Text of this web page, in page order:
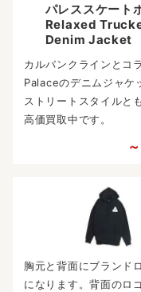
パレススケート
Relaxed
Denim Jacket
カルバンクラインとコ
Palaceのデニムジャケ
ストリートスタイルと
高価買取中です。
胸元と背面にブランド
になります。背面のロ